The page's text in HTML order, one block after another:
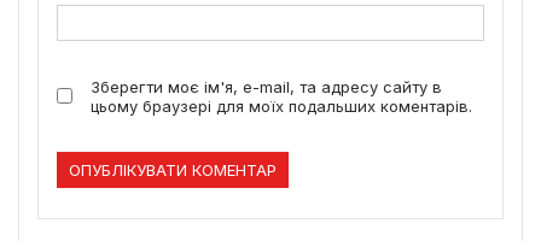
Зберегти моє ім'я, e-mail, та адресу сайту в
цьому браузері для моїх подальших коментарів.